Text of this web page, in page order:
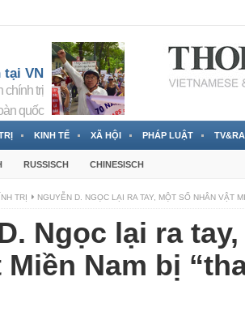
tại VN
chính trị
quốc
KINH TẾ XÃ HỘI PHÁP LUẬT
RUSSISCH CHINESISCH
TRỊ NGUYỄN D. NGỌC LẠI RA TAY, MỘT SỐ NHÂN VẬT
Ngọc lại ra
Nam bị